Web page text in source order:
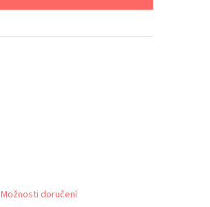
Možnosti doručení